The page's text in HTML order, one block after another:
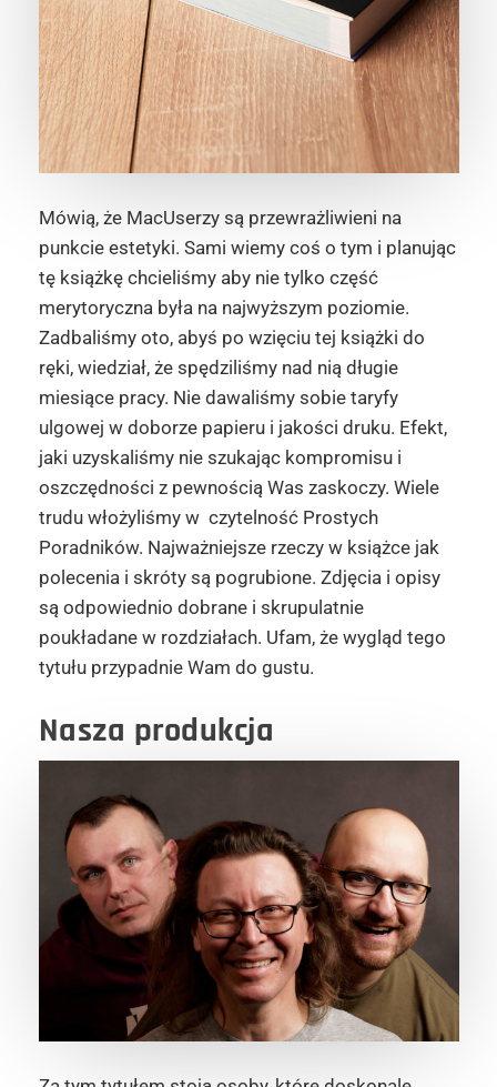
Mówią, że MacUserzy są przewrażliwieni na
punkcie estetyki. Sami wiemy coś o tym i planując
tę książkę chcieliśmy aby nie tylko część
merytoryczna była na najwyższym poziomie.
Zadbaliśmy oto, abyś po wzięciu tej książki do
ręki, wiedział, że spędziliśmy nad nią długie
miesiące pracy. Nie dawaliśmy sobie taryfy
ulgowej w doborze papieru i jakości druku. Efekt,
jaki uzyskaliśmy nie szukając kompromisu i
oszczędności z pewnością Was zaskoczy. Wiele
trudu włożyliśmy w czytelność Prostych
Poradników. Najważniejsze rzeczy w książce jak
polecenia i skróty są pogrubione. Zdjęcia i opisy
są odpowiednio dobrane i skrupulatnie
poukładane w rozdziałach. Ufam, że wygląd tego
tytułu przypadnie Wam do gustu.
Nasza produkcja